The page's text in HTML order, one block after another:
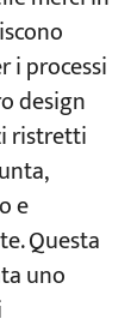
i processi
design
ristretti
e
Questa
uno